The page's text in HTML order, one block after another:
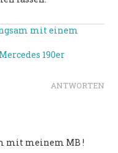
mit einem
190er
ANTWORTEN
mit meinem MB !